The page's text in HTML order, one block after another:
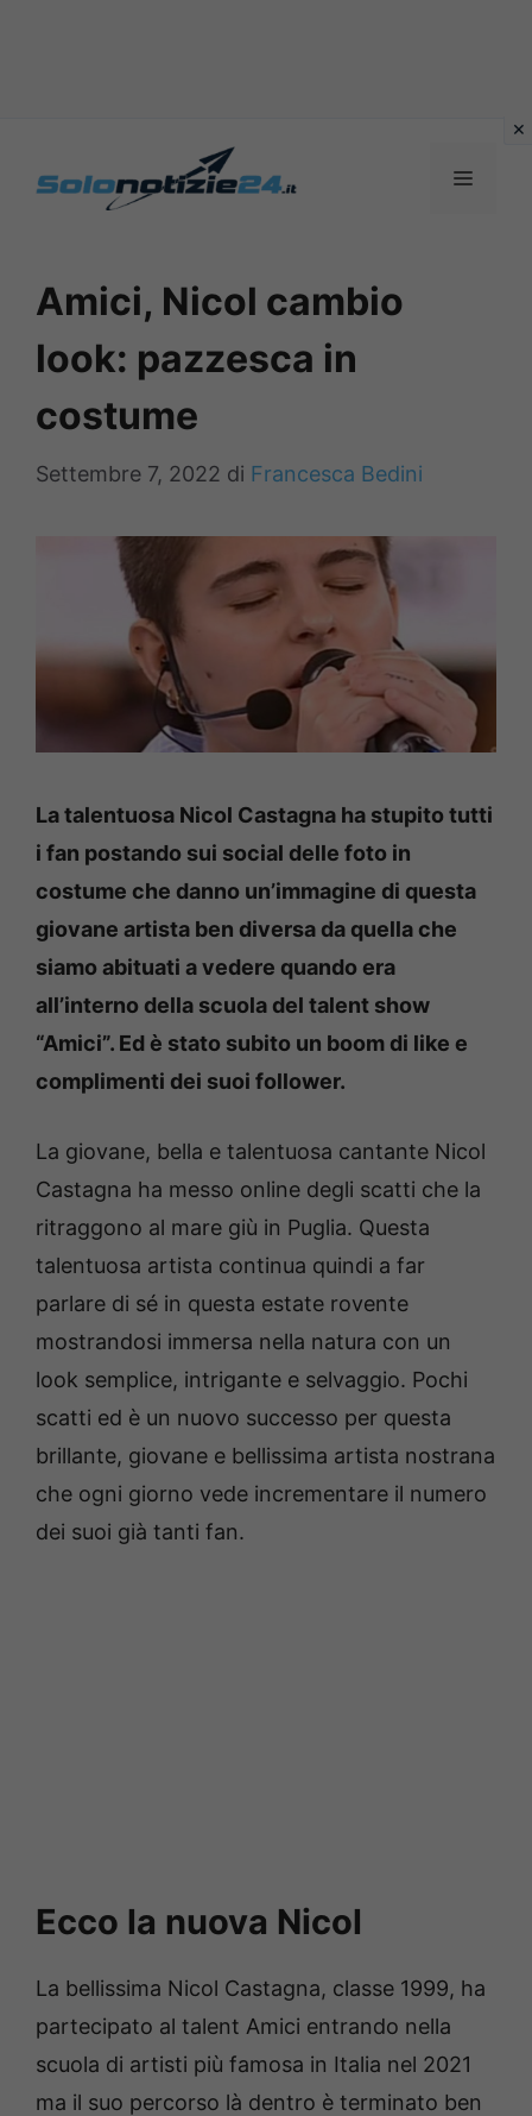
MENU
Amici, Nicol cambio
look: pazzesca in
costume
Settembre 7, 2022 di Francesca Bedini
La talentuosa Nicol Castagna ha stupito tutti
i fan postando sui social delle foto in
costume che danno un’immagine di questa
giovane artista ben diversa da quella che
siamo abituati a vedere quando era
all’interno della scuola del talent show
“Amici”. Ed è stato subito un boom di like e
complimenti dei suoi follower.
La giovane, bella e talentuosa cantante Nicol
Castagna ha messo online degli scatti che la
ritraggono al mare giù in Puglia. Questa
talentuosa artista continua quindi a far
parlare di sé in questa estate rovente
mostrandosi immersa nella natura con un
look semplice, intrigante e selvaggio. Pochi
scatti ed è un nuovo successo per questa
brillante, giovane e bellissima artista nostrana
che ogni giorno vede incrementare il numero
dei suoi già tanti fan.
Ecco la nuova Nicol
La bellissima Nicol Castagna, classe 1999, ha
partecipato al talent Amici entrando nella
scuola di artisti più famosa in Italia nel 2021
ma il suo percorso là dentro è terminato ben